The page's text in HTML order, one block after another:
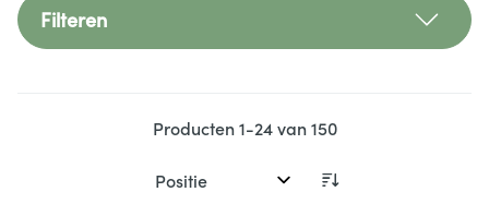
Filteren
Producten1-24van150
Sorteer op: